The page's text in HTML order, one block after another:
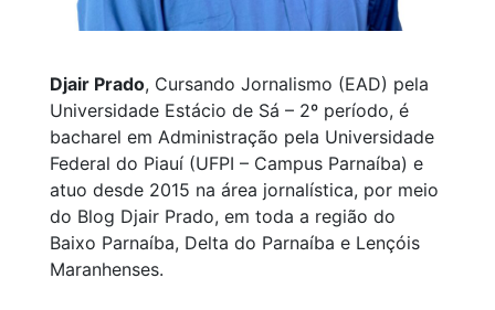
Djair Prado, Cursando Jornalismo (EAD) pela
Universidade Estácio de Sá – 2º período, é
bacharel em Administração pela Universidade
Federal do Piauí (UFPI – Campus Parnaíba) e
atuo desde 2015 na área jornalística, por meio
do Blog Djair Prado, em toda a região do
Baixo Parnaíba, Delta do Parnaíba e Lençóis
Maranhenses.